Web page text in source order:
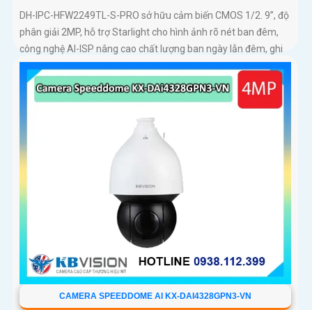
DH-IPC-HFW2249TL-S-PRO sở hữu cảm biến CMOS 1/2. 9”, độ
phân giải 2MP, hỗ trợ Starlight cho hình ảnh rõ nét ban đêm,
công nghệ AI-ISP nâng cao chất lượng ban ngày lẫn đêm, ghi
âm rõ nhờ mic tích hợp, hỗ trợ thẻ nhớ 256GB, chống nước
IP67, hoạt động ổn định ngoài trời
CAMERA SPEEDDOME AI KX-DAI4328GPN3-VN